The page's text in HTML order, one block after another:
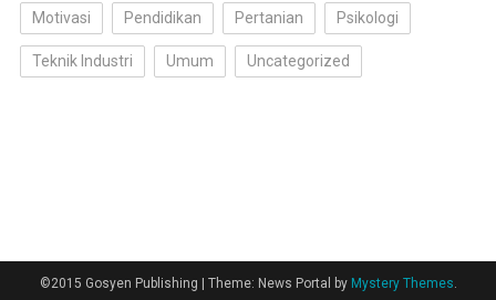
Motivasi Pendidikan Pertanian Psikologi
Teknik Industri Umum Uncategorized
©2015 Gosyen Publishing | Theme: News Portal by Mystery Themes